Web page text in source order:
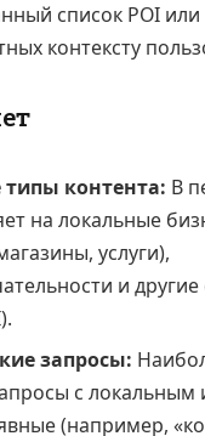
список POI или
контексту
контента: В
на локальные
услуги),
и
запросы:
с локальным
(например,